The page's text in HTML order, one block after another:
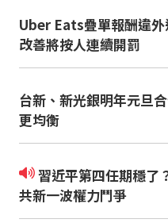
Uber Eats疊單報酬違
改善將按人連續開罰
台新、新光銀明年元旦
更均衡
習近平第四任期穩了？從五中全會解析中
共新一波權力鬥爭